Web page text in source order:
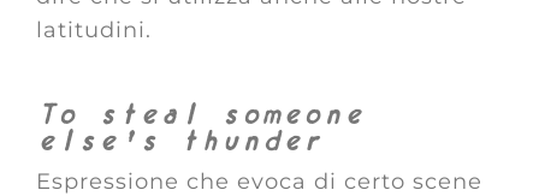
latitudini.
To steal someone
else’s thunder
Espressione che evoca di certo scene